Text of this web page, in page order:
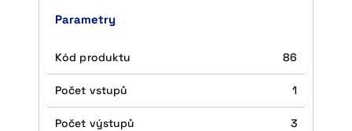
Parametry
Kód produktu 86
Počet vstupů 1
Počet výstupů 3